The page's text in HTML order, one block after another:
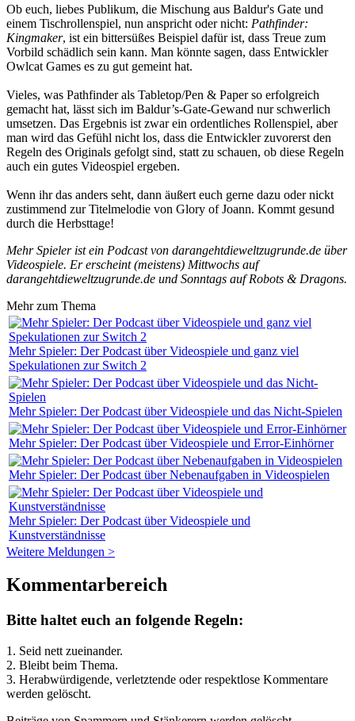
Ob euch, liebes Publikum, die Mischung aus Baldur's Gate und
einem Tischrollenspiel, nun anspricht oder nicht: Pathfinder:
Kingmaker, ist ein bittersüßes Beispiel dafür ist, dass Treue zum
Vorbild schädlich sein kann. Man könnte sagen, dass Entwickler
Owlcat Games es zu gut gemeint hat.
Vieles, was Pathfinder als Tabletop/Pen & Paper so erfolgreich
gemacht hat, lässt sich im Baldur’s-Gate-Gewand nur schwerlich
umsetzen. Das Ergebnis ist zwar ein ordentliches Rollenspiel, aber
man wird das Gefühl nicht los, dass die Entwickler zuvorerst den
Regeln des Originals gefolgt sind, statt zu schauen, ob diese Regeln
auch ein gutes Videospiel ergeben.
Wenn ihr das anders seht, dann äußert euch gerne dazu oder nickt
zustimmend zur Titelmelodie von Glory of Joann. Kommt gesund
durch die Herbsttage!
Mehr Spieler ist ein Podcast von darangehtdieweltzugrunde.de über
Videospiele. Er erscheint (meistens) Mittwochs auf
darangehtdieweltzugrunde.de und Sonntags auf Robots & Dragons.
Mehr zum Thema
Mehr Spieler: Der Podcast über Videospiele und ganz viel
Spekulationen zur Switch 2
Mehr Spieler: Der Podcast über Videospiele und das Nicht-Spielen
Mehr Spieler: Der Podcast über Videospiele und Error-Einhörner
Mehr Spieler: Der Podcast über Nebenaufgaben in Videospielen
Mehr Spieler: Der Podcast über Videospiele und
Kunstverständnisse
Weitere Meldungen >
Kommentarbereich
Bitte haltet euch an folgende Regeln:
1. Seid nett zueinander.
2. Bleibt beim Thema.
3. Herabwürdigende, verletztende oder respektlose Kommentare
werden gelöscht.